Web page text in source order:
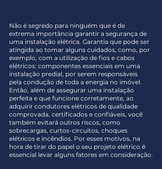
Não é segredo para ninguém que é de
extrema importância garantir a segurança de
uma instalação elétrica. Garantia que pode ser
atingida ao tomar alguns cuidados, como, por
exemplo, com a utilização de fios e cabos
elétricos: componentes essenciais em uma
instalação predial, por serem responsáveis
pela condução de toda a energia no imóvel.
Então, além de assegurar uma instalação
perfeita e que funcione corretamente, ao
adquirir condutores elétricos de qualidade
comprovada, certificados e confiáveis, você
também evitará outros riscos, como
sobrecargas, curtos-circuitos, choques
elétricos e incêndios. Por esses motivos, na
hora de tirar do papel o seu projeto elétrico é
essencial levar alguns fatores em consideração.